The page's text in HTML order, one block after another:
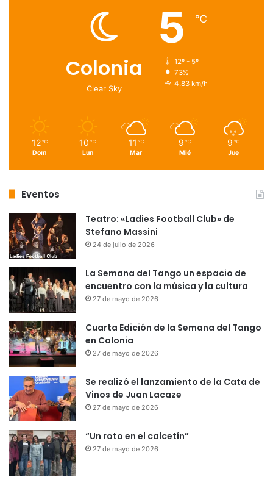
Colonia
Clear Sky
5 ℃
12º - 5º
73%
4.83 km/h
12 ℃
Dom
10 ℃
Lun
11 ℃
Mar
9 ℃
Mié
9 ℃
Jue
Eventos
Teatro: «Ladies Football Club» de
Stefano Massini
24 de julio de 2026
La Semana del Tango un espacio de
encuentro con la música y la cultura
27 de mayo de 2026
Cuarta Edición de la Semana del Tango
en Colonia
27 de mayo de 2026
Se realizó el lanzamiento de la Cata de
Vinos de Juan Lacaze
27 de mayo de 2026
“Un roto en el calcetín”
27 de mayo de 2026